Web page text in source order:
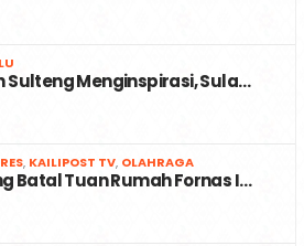
Sulteng Menginspirasi, Sula…
, KAILIPOST TV, OLAHRAGA
Batal Tuan Rumah Fornas I…